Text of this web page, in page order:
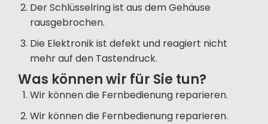
Der Schlüsselring ist aus dem Gehäuse
rausgebrochen.
Die Elektronik ist defekt und reagiert nicht
mehr auf den Tastendruck.
Was können wir für Sie tun?
Wir können die Fernbedienung reparieren.
Wir können die Fernbedienung reparieren.